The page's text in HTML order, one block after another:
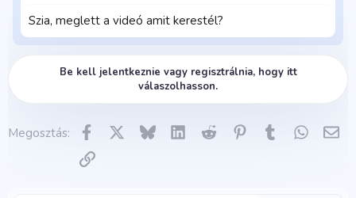
Szia, meglett a videó amit kerestél?
Be kell jelentkeznie vagy regisztrálnia, hogy itt
válaszolhasson.
Megosztás: Facebook Bluesky LinkedInReddit PinterestTumblr
E-
Link